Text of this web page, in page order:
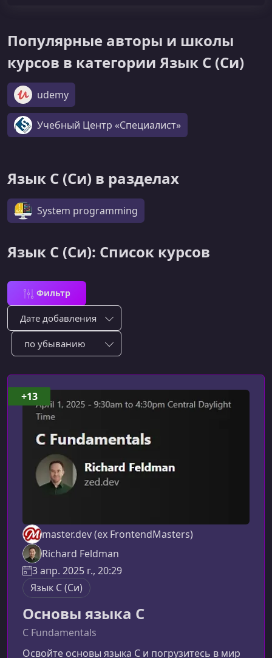
Популярные авторы и школы
курсов в категории Язык C (Си)
udemy
Учебный Центр «Специалист»
Язык C (Си) в разделах
System programming
Язык C (Си): Список курсов
Фильтр
Сортировка по:
Сотировать по:
master.dev (ex FrontendMasters)
Richard Feldman
3 апр. 2025 г., 20:29
Язык C (Си)
Основы языка C
C Fundamentals
Освойте основы языка C и погрузитесь в мир
+13